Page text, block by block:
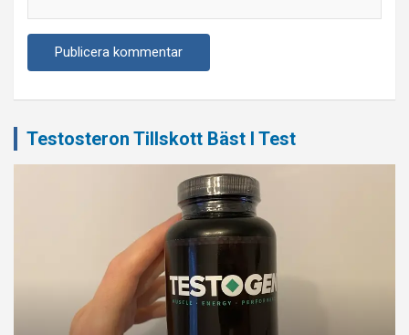
Testosteron Tillskott Bäst I Test